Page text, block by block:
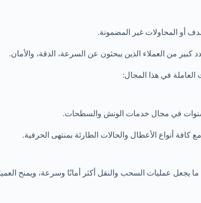
أو المحاولات غير المضمونة.
من العملاء الذين يبحثون عن السرعة، الدقة، والأمان.
العاملة في هذا المجال:
في مجال خدمات الونش والسطحات.
أنواع الأعطال والحالات الطارئة بمنتهى الحرفية.
يجعل عمليات السحب والنقل أكثر أمانًا وسرعة، ويمنح العميل